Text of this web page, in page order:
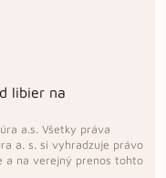
a.s. Všetky práva
a. s. si vyhradzuje právo
a na verejný prenos tohto